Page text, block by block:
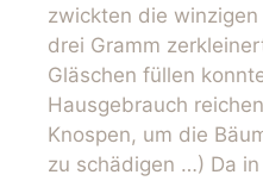
zwickten die
drei Gramm
Gläschen füllen
Hausgebrauch
Knospen, um die
zu schädigen …) Da